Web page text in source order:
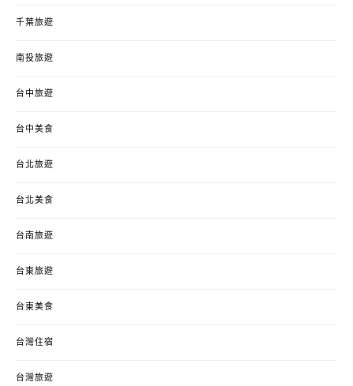
千葉旅遊
南投旅遊
台中旅遊
台中美食
台北旅遊
台北美食
台南旅遊
台東旅遊
台東美食
台灣住宿
台灣旅遊